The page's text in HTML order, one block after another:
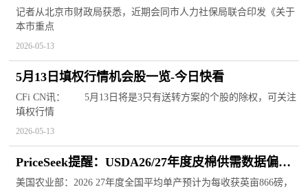
元至2400元不等
记者从北京市财政局获悉，近期会同市人力社保局联合印发《关于
本市重点
2026-05-13
5月13日填权行情机会股一览-今日快看
CFi CN讯： 5月13日将是3只有送转方案的个股的除权，可关注
填权行情
2026-05-13
PriceSeek提醒：USDA26/27年度皮棉供需数据偏利
好
美国农业部：2026 27年度全国平均单产预计为每收获英亩866磅，